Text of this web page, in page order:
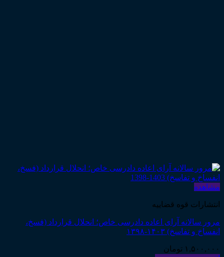
مشاهده
انتشارات قوه قضاییه
مرور سالانه آرای اعاده دادرسی خاص؛ انحلال قرارداد (فسخ،
انفساخ و تفاسخ) ۱۴۰۳-۱۳۹۸
۱,۵۰۰,۰۰۰ تومان